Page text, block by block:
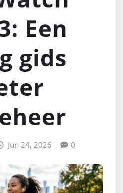
Een
gids
Jun 24, 2026 0